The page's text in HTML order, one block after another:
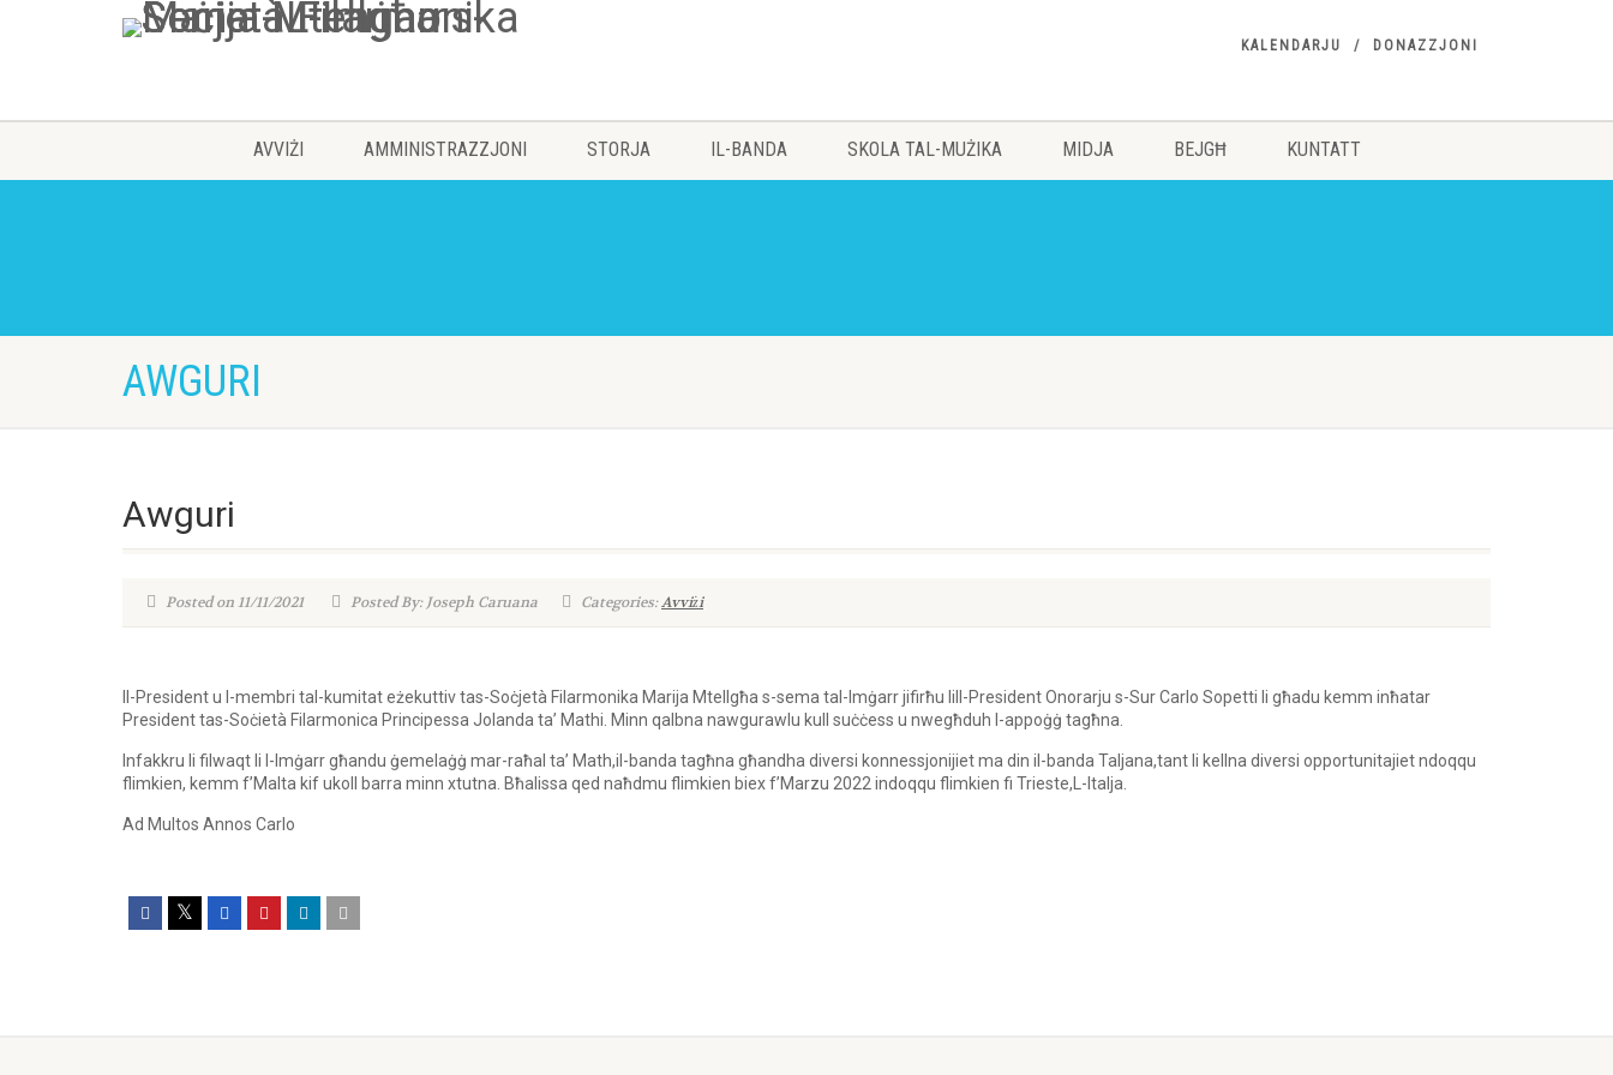
KALENDARJU DONAZZJONI
AVVIŻI AMMINISTRAZZJONI STORJA IL-BANDA SKOLA TAL-MUŻIKA MIDJA BEJGĦ KUNTATT
AWGURI
Awguri
Posted on 11/11/2021 Posted By: Joseph Caruana Categories:Avviżi
Il-President u l-membri tal-kumitat eżekuttiv tas-Soċjetà Filarmonika Marija Mtellgħa s-sema tal-Imġarr jifirħu lill-President Onorarju s-Sur Carlo Sopetti li għadu kemm inħatar
President tas-Soċietà Filarmonica Principessa Jolanda ta’ Mathi. Minn qalbna nawgurawlu kull suċċess u nwegħduh l-appoġġ tagħna.
Infakkru li filwaqt li l-Imġarr għandu ġemelaġġ mar-raħal ta’ Math,il-banda tagħna għandha diversi konnessjonijiet ma din il-banda Taljana,tant li kellna diversi opportunitajiet ndoqqu
flimkien, kemm f’Malta kif ukoll barra minn xtutna. Bħalissa qed naħdmu flimkien biex f’Marzu 2022 indoqqu flimkien fi Trieste,L-Italja.
Ad Multos Annos Carlo